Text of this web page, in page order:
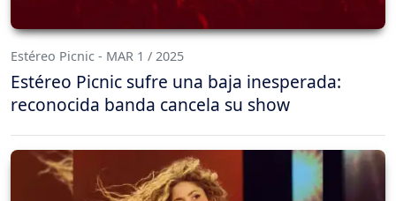
Estéreo Picnic - MAR 1 / 2025
Estéreo Picnic sufre una baja inesperada:
reconocida banda cancela su show